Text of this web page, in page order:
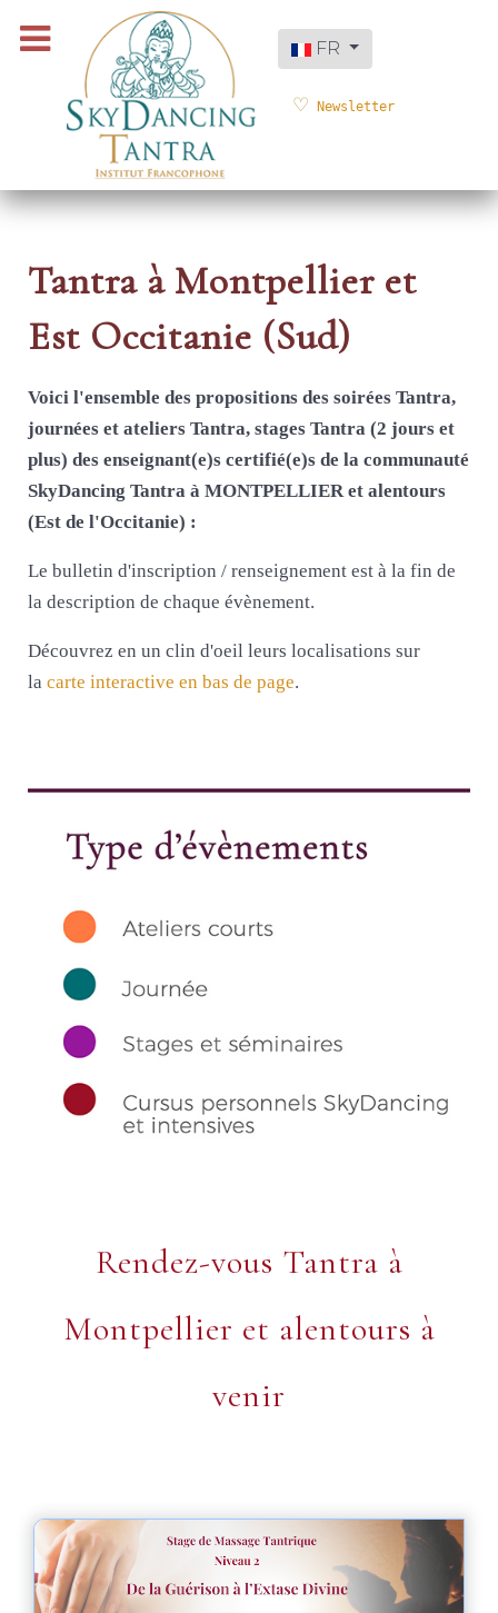
Sélectionnez votre langue
FR
Newsletter
Tantra à Montpellier et
Est Occitanie (Sud)
Voici l'ensemble des propositions des soirées Tantra,
journées et ateliers Tantra, stages Tantra (2 jours et
plus) des enseignant(e)s certifié(e)s de la communauté
SkyDancing Tantra à MONTPELLIER et alentours
(Est de l'Occitanie) :
Le bulletin d'inscription / renseignement est à la fin de
la description de chaque évènement.
Découvrez en un clin d'oeil leurs localisations sur
la carte interactive en bas de page.
Rendez-vous Tantra à
Montpellier et alentours à
venir